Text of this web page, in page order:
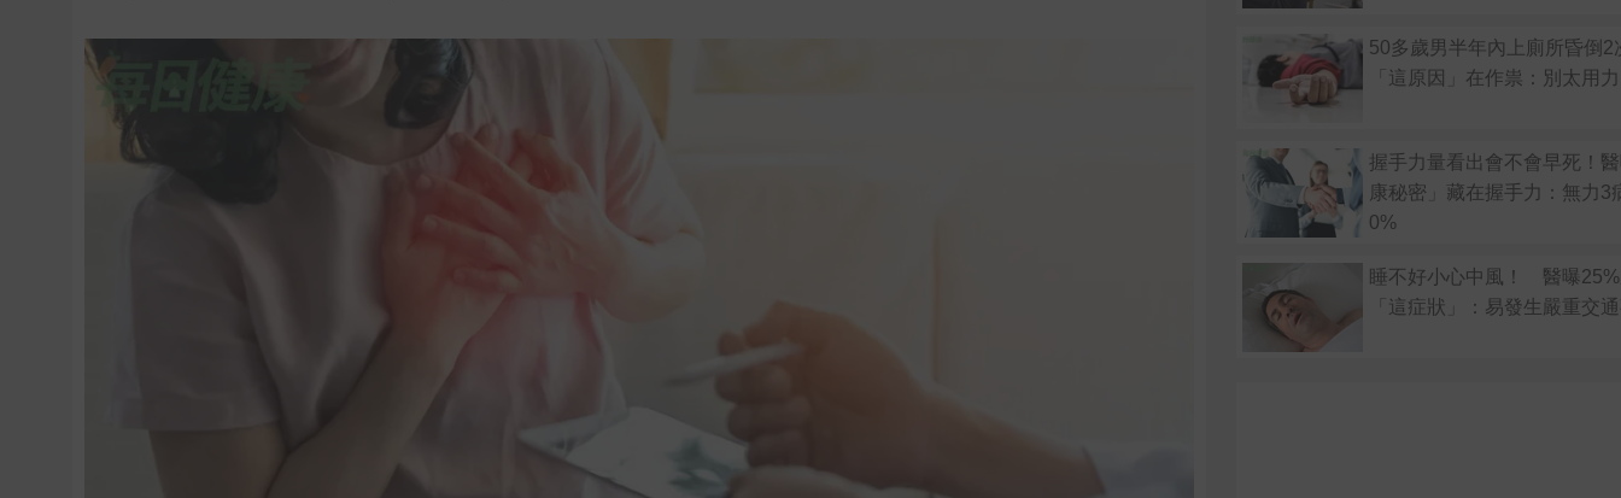
50多歲男半年內上廁所昏倒2
「這原因」在作祟：別太用力
握手力量看出會不會早死！
康秘密」藏在握手力：無力3
0%
睡不好小心中風！ 醫曝
「這症狀」：易發生嚴重交